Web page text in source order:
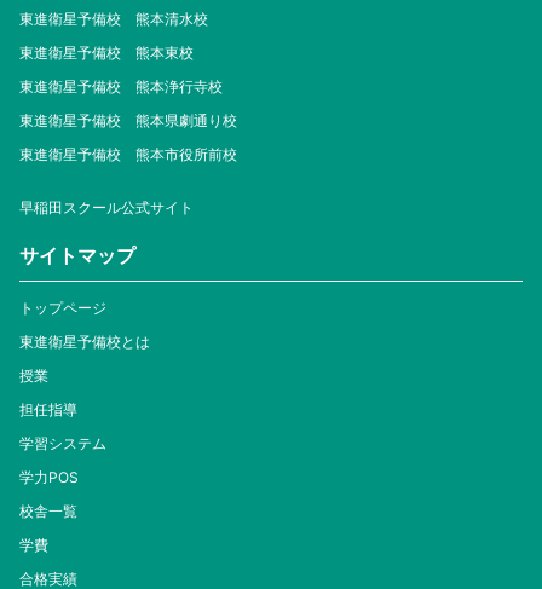
東進衛星予備校 熊本清水校
東進衛星予備校 熊本東校
東進衛星予備校 熊本浄行寺校
東進衛星予備校 熊本県劇通り校
東進衛星予備校 熊本市役所前校
早稲田スクール公式サイト
サイトマップ
トップページ
東進衛星予備校とは
授業
担任指導
学習システム
学力POS
校舎一覧
学費
合格実績